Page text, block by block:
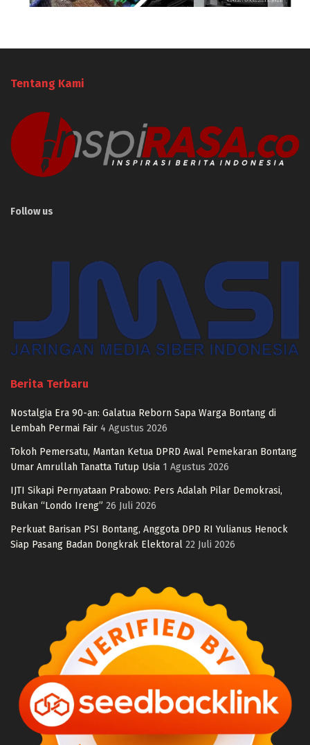
Tentang Kami
Follow us
Berita Terbaru
Nostalgia Era 90-an: Galatua Reborn Sapa Warga Bontang di
Lembah Permai Fair 4 Agustus 2026
Tokoh Pemersatu, Mantan Ketua DPRD Awal Pemekaran Bontang
Umar Amrullah Tanatta Tutup Usia 1 Agustus 2026
IJTI Sikapi Pernyataan Prabowo: Pers Adalah Pilar Demokrasi,
Bukan “Londo Ireng” 26 Juli 2026
Perkuat Barisan PSI Bontang, Anggota DPD RI Yulianus Henock
Siap Pasang Badan Dongkrak Elektoral 22 Juli 2026